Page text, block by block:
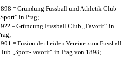
= Gründung Fussball und Athletik Club
„Sport“ in Prag;
= Gründung Fussball Club „Favorit“ in
= Fusion der beiden Vereine zum Fussball
„Sport-Favorit“ in Prag von 1898;